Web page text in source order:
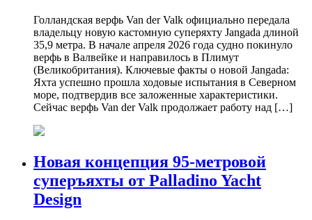
Голландская верфь Van der Valk официально передала
владельцу новую кастомную суперяхту Jangada длиной
35,9 метра. В начале апреля 2026 года судно покинуло
верфь в Валвейке и направилось в Плимут
(Великобритания). Ключевые факты о новой Jangada:
Яхта успешно прошла ходовые испытания в Северном
море, подтвердив все заложенные характеристики.
Сейчас верфь Van der Valk продолжает работу над […]
Новая концепция 95-метровой
суперъяхты от Palladino Yacht
Design